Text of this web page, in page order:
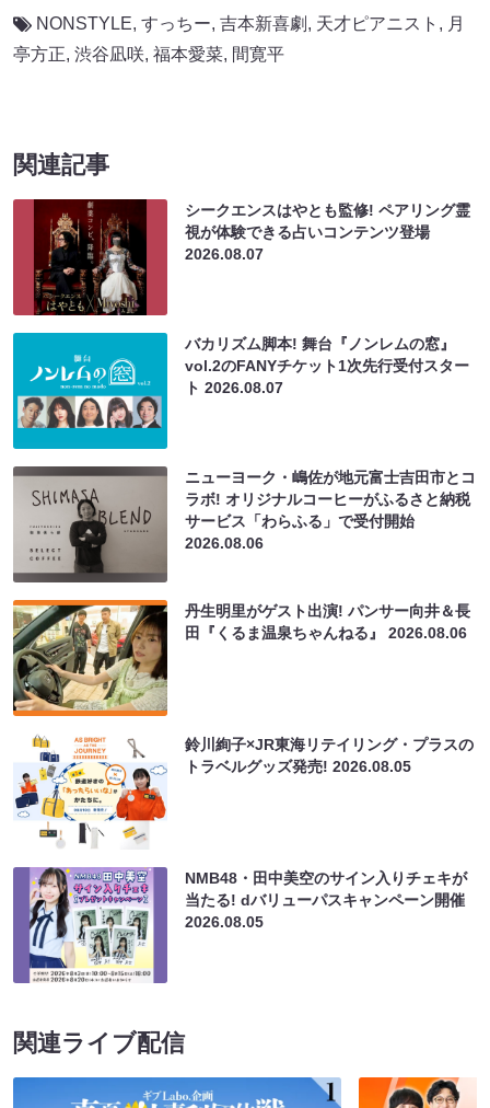
NONSTYLE, すっちー, 吉本新喜劇 , 天才ピアニスト , 月
亭方正, 渋谷凪咲, 福本愛菜, 間寛平
関連記事
シークエンスはやとも監修! ペアリング霊
視が体験できる占いコンテンツ登場
2026.08.07
バカリズム脚本! 舞台『ノンレムの窓』
vol.2のFANYチケット1次先行受付スター
ト2026.08.07
ニューヨーク・嶋佐が地元富士吉田市とコ
ラボ! オリジナルコーヒーがふるさと納税
サービス「わらふる」で受付開始
2026.08.06
丹生明里がゲスト出演! パンサー向井＆長
田『くるま温泉ちゃんねる』2026.08.06
鈴川絢子×JR東海リテイリング・プラスの
トラベルグッズ発売!2026.08.05
NMB48・田中美空のサイン入りチェキが
当たる! dバリューパスキャンペーン開催
2026.08.05
関連ライブ配信